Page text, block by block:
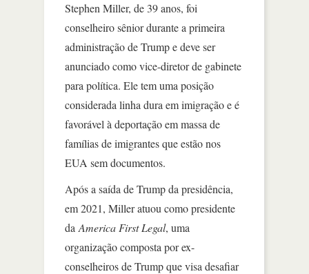
Stephen Miller, de 39 anos, foi
conselheiro sênior durante a primeira
administração de Trump e deve ser
anunciado como vice-diretor de gabinete
para política. Ele tem uma posição
considerada linha dura em imigração e é
favorável à deportação em massa de
famílias de imigrantes que estão nos
EUA sem documentos.
Após a saída de Trump da presidência,
em 2021, Miller atuou como presidente
da America First Legal, uma
organização composta por ex-
conselheiros de Trump que visa desafiar